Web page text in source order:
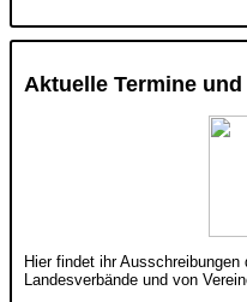
Aktuelle Termine
Hier findet ihr
Landesverbände und von